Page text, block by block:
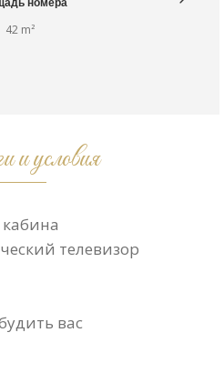
42 m²
и условия
телевизор
вас